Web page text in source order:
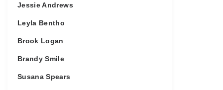
Jessie Andrews
Leyla Bentho
Brook Logan
Brandy Smile
Susana Spears